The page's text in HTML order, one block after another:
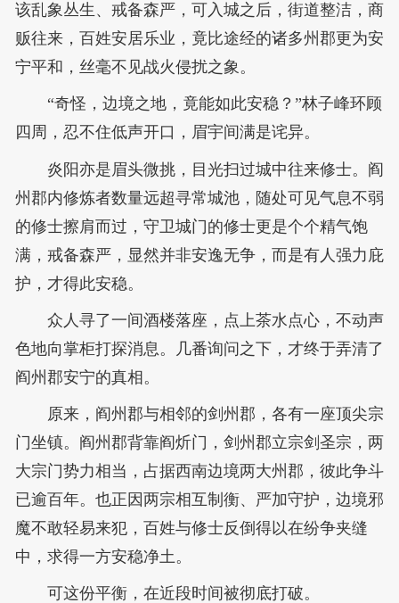
该乱象丛生、戒备森严，可入城之后，街道整洁，商
贩往来，百姓安居乐业，竟比途经的诸多州郡更为安
宁平和，丝毫不见战火侵扰之象。
“奇怪，边境之地，竟能如此安稳？”林子峰环顾
四周，忍不住低声开口，眉宇间满是诧异。
炎阳亦是眉头微挑，目光扫过城中往来修士。阎
州郡内修炼者数量远超寻常城池，随处可见气息不弱
的修士擦肩而过，守卫城门的修士更是个个精气饱
满，戒备森严，显然并非安逸无争，而是有人强力庇
护，才得此安稳。
众人寻了一间酒楼落座，点上茶水点心，不动声
色地向掌柜打探消息。几番询问之下，才终于弄清了
阎州郡安宁的真相。
原来，阎州郡与相邻的剑州郡，各有一座顶尖宗
门坐镇。阎州郡背靠阎炘门，剑州郡立宗剑圣宗，两
大宗门势力相当，占据西南边境两大州郡，彼此争斗
已逾百年。也正因两宗相互制衡、严加守护，边境邪
魔不敢轻易来犯，百姓与修士反倒得以在纷争夹缝
中，求得一方安稳净土。
可这份平衡，在近段时间被彻底打破。